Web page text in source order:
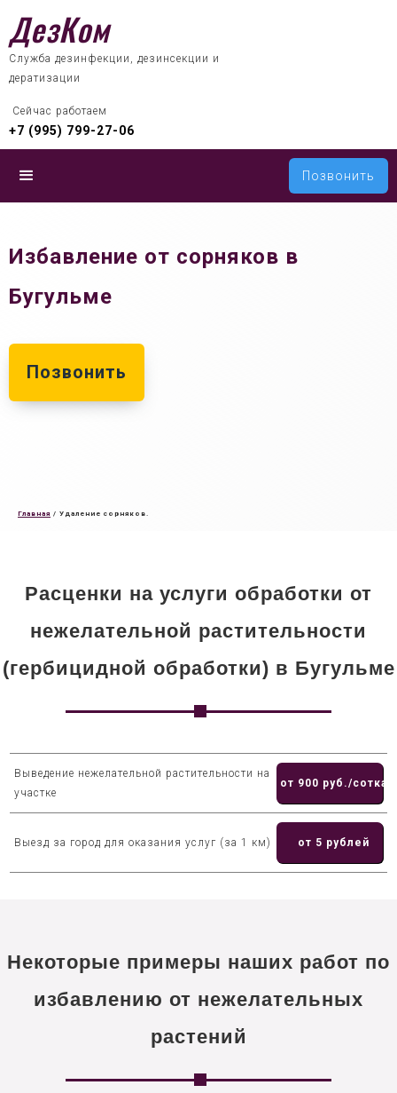
ДезКом
Служба дезинфекции, дезинсекции и
дератизации
Сейчас работаем
+7 (995) 799-27-06
Позвонить
Избавление от сорняков в
Бугульме
Позвонить
Главная / Удаление сорняков.
Расценки на услуги обработки от
нежелательной растительности
(гербицидной обработки) в Бугульме
Выведение нежелательной растительности на
участке
от 900 руб./сотка
Выезд за город для оказания услуг (за 1 км) от 5 рублей
Некоторые примеры наших работ по
избавлению от нежелательных
растений